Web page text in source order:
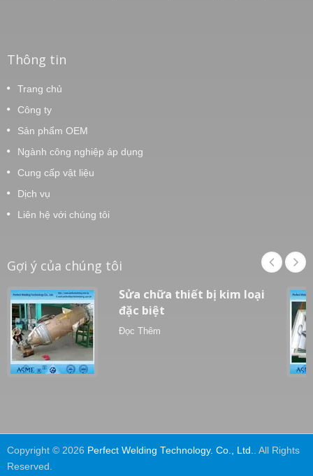
Thông tin
Trang chủ
Công ty
Sản phẩm OEM
Ngành công nghiệp áp dụng
Cung cấp vật liệu
Dịch vụ
Liên hệ với chúng tôi
Gợi ý của chúng tôi
Sửa chữa thiết bị kim loại
đặc biệt
Đọc Thêm
Copyright © 2026 Perfect Welding Technology. Co., Ltd.
. All Rights
Reserved.